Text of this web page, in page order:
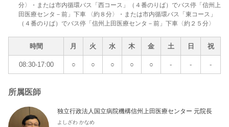
分〉・または市内循環バス「西コース」（４番のりば）でバス停「信州上
田医療センタ－前」下車 〈約８分〉・または市内循環バス「東コース」
（４番のりば）でバス停「信州上田医療センタ－前」下車〈約２５分〉
時間 月 火 水 木 金 土 日 祝
08:30-17:00 ○ ○ ○ ○ ○ - - -
所属医師
独立行政法人国立病院機構信州上田医療センター 元院長
よしざわ かなめ